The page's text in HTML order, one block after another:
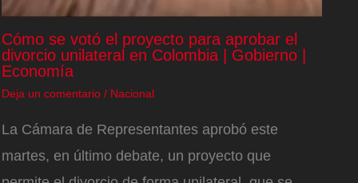
Cómo se votó el proyecto para aprobar el
divorcio unilateral en Colombia | Gobierno |
Economía
Deja un comentario / Nacional
La Cámara de Representantes aprobó este
martes, en último debate, un proyecto que